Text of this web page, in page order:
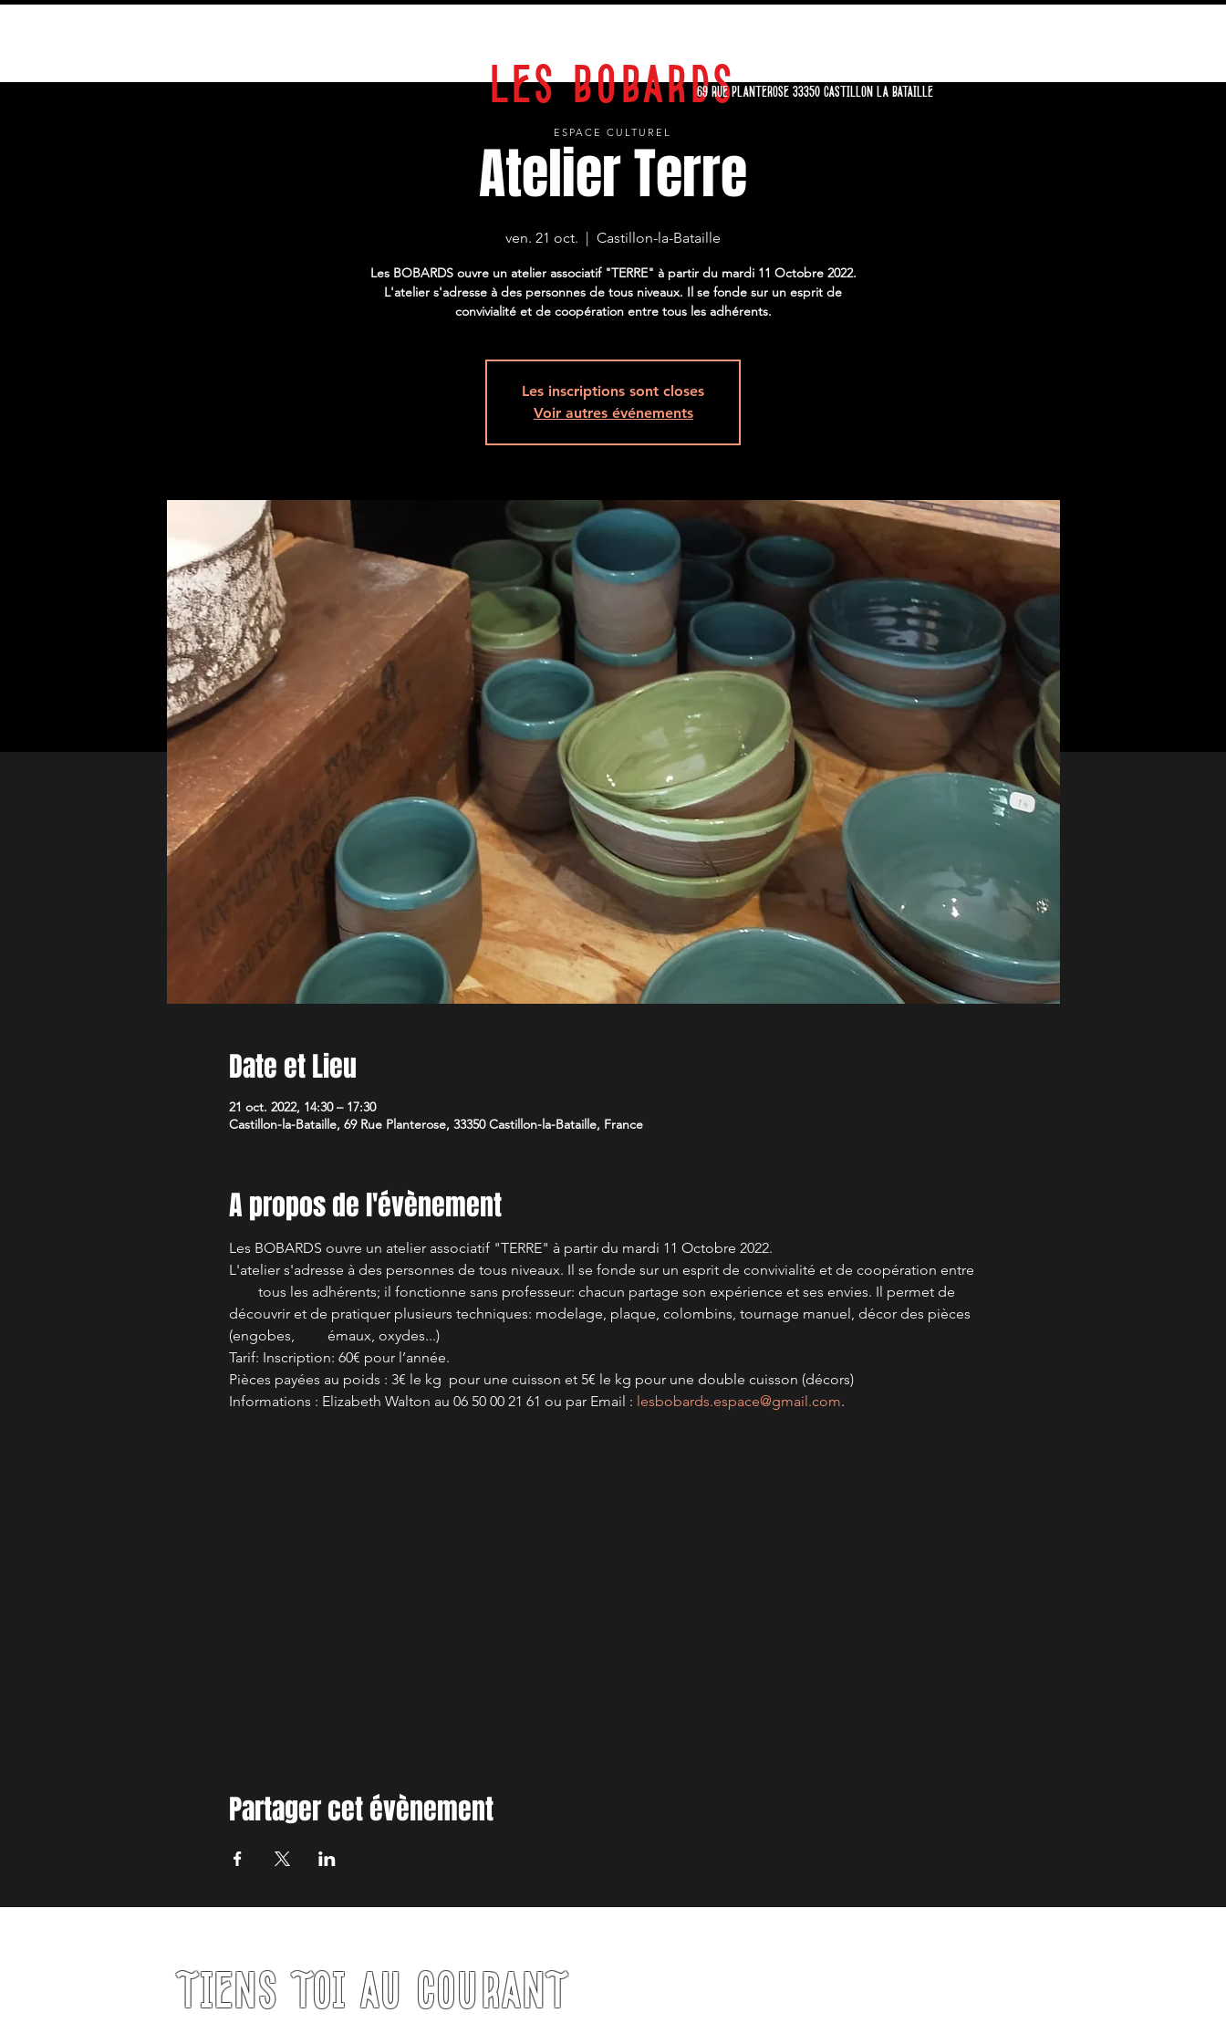
LES BOBARDS69 RUE PLANTEROSE 33350 CASTILLON LA BATAILLE
ESPACE CULTUREL
Atelier Terre
ven. 21 oct.
  |
Castillon-la-Bataille
Les BOBARDS ouvre un atelier associatif "TERRE" à partir du mardi 11 Octobre 2022.
L'atelier s'adresse à des personnes de tous niveaux. Il se fonde sur un esprit de
convivialité et de coopération entre tous les adhérents.
Les inscriptions sont closes
Voir autres événements
Date et Lieu
21 oct. 2022, 14:30 – 17:30
Castillon-la-Bataille, 69 Rue Planterose, 33350 Castillon-la-Bataille, France
A propos de l'évènement
Les BOBARDS ouvre un atelier associatif "TERRE" à partir du mardi 11 Octobre 2022.
L'atelier s'adresse à des personnes de tous niveaux. Il se fonde sur un esprit de convivialité et de coopération entre
tous les adhérents; il fonctionne sans professeur: chacun partage son expérience et ses envies. Il permet de
découvrir et de pratiquer plusieurs techniques: modelage, plaque, colombins, tournage manuel, décor des pièces
(engobes,         émaux, oxydes...)
Tarif: Inscription: 60€ pour l’année.
Pièces payées au poids : 3€ le kg  pour une cuisson et 5€ le kg pour une double cuisson (décors)
Informations : Elizabeth Walton au 06 50 00 21 61 ou par Email : lesbobards.espace@gmail.com.
Partager cet évènement
TIENS TOI AU COURANT